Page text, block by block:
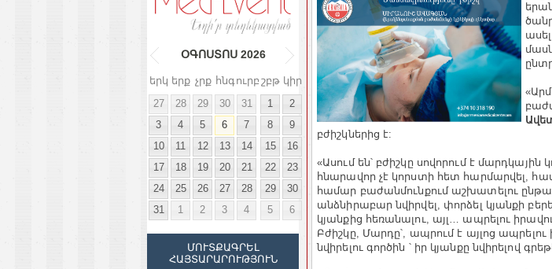
ՕԳՈՍՏՈՍ 2026
երկ երք չրք հնգուրբ շբթ կիր
27
28 29 30 31 1
2
3
4 5 6 7 8
9
10
11 12 13 14 15
16
17
18 19 20 21 22
23
24
25 26 27 28 29
30
31
1 2 3 4 5 6
ՄՈՒՏՔԱԳՐԵԼ
ՀԱՅՏԱՐԱՐՈՒԹՅՈՒՆ
բժիշկներից է:
«Ասում են՝ բժիշկը սովորում է
հնարավոր չէ կորստի հետ հարմարվել,
համար բաժանմունքում աշխատելու
անձնիրաբար նվիրվել, փորձել կյանքի
կյանքից հեռանալու, այլ… ապրելու
Բժիշկը, Մարդը՝, ապրում է այլոց
նվիրելու գործին ՝ իր կյանքը նվիրելով